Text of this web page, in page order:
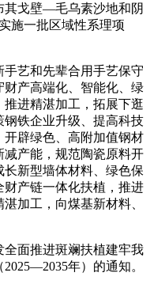
其戈壁—毛乌素沙地和阴
施一批区域性系理项
艺和先辈合用手艺保守
产高端化、智能化、绿
进精湛加工，拓展下逛
铁企业升级、提高科技
辟绿色、高附加值钢材
产能，规范陶瓷原料开
新型墙体材料、绿色保
产链一体化扶植，推进
加工，向煤基新材料、
面推进斑斓扶植建牢我
年）的通知。